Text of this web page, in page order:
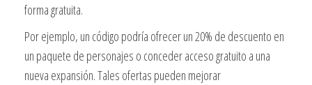
forma gratuita.
Por ejemplo, un código podría ofrecer un 20% de descuento en
un paquete de personajes o conceder acceso gratuito a una
nueva expansión. Tales ofertas pueden mejorar